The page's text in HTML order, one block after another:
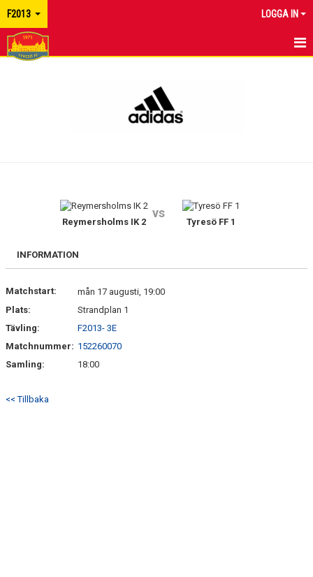
F2013 LOGGA IN
Reymersholms IK 2
vs
Tyresö FF 1
INFORMATION
Matchstart:
mån 17 augusti, 19:00
Plats:
Strandplan 1
Tävling:
F2013- 3E
Matchnummer: 152260070
Samling:
18:00
<< Tillbaka